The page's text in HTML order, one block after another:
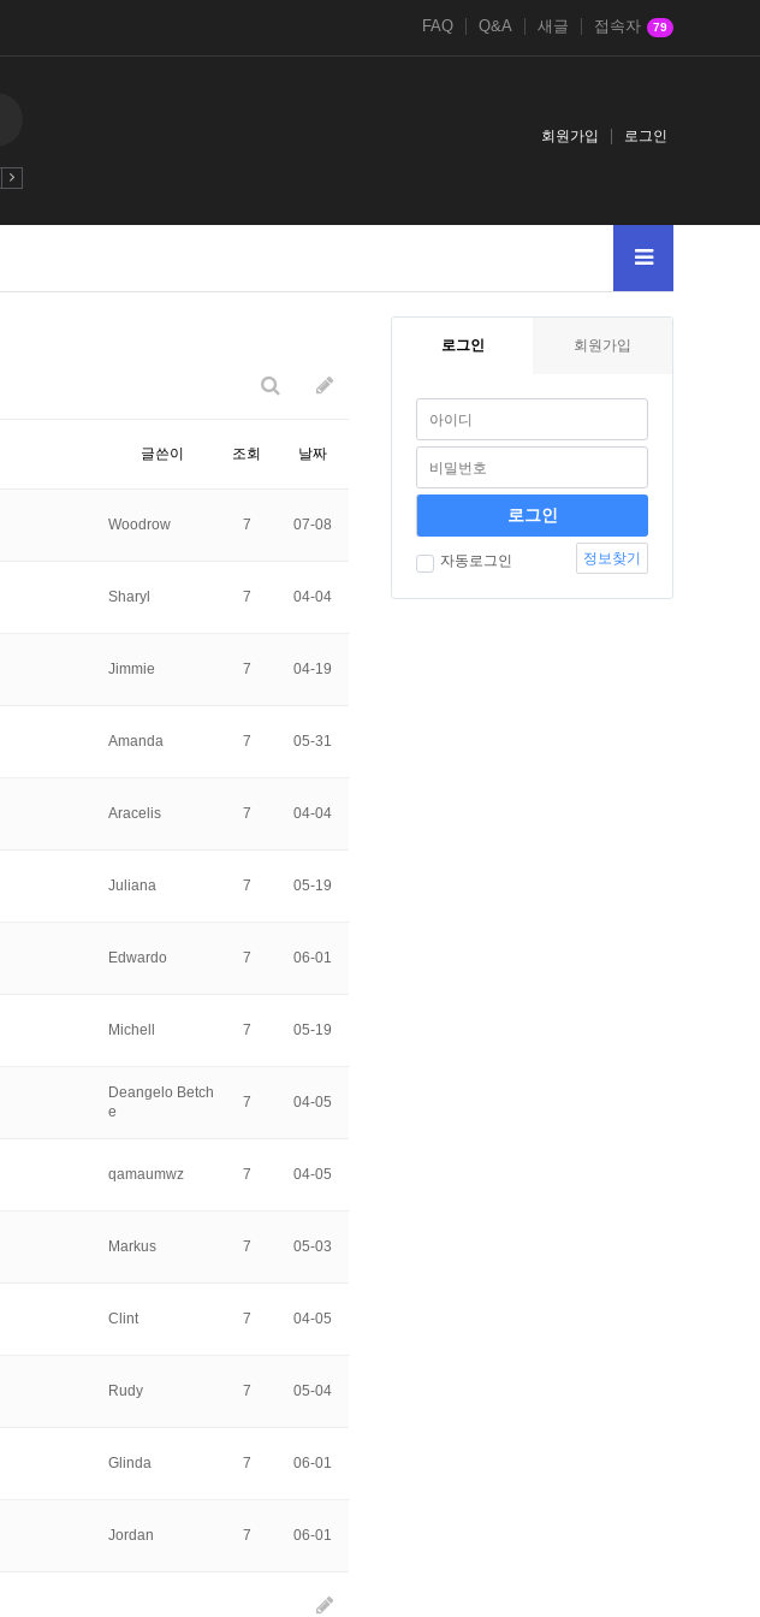
FAQ Q&A 새글 접속자 79
회원가입 로그인
글쓴이 조회 날짜
Woodrow 7 07-08
Sharyl 7 04-04
Jimmie 7 04-19
Amanda 7 05-31
Aracelis 7 04-04
Juliana 7 05-19
Edwardo 7 06-01
Michell 7 05-19
Deangelo Betch
e
7 04-05
qamaumwz 7 04-05
Markus 7 05-03
Clint 7 04-05
Rudy 7 05-04
Glinda 7 06-01
Jordan 7 06-01
로그인 회원가입
자동로그인 정보찾기